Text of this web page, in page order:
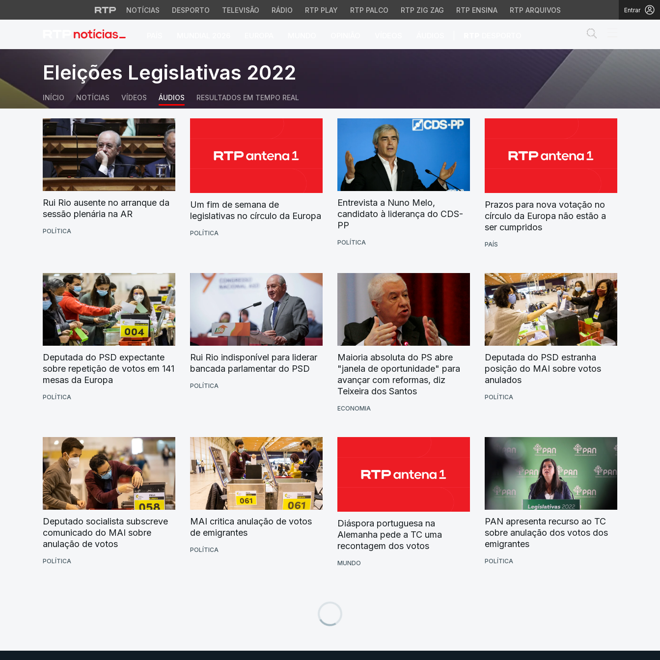
NOTÍCIAS DESPORTO TELEVISÃO RÁDIO RTP PLAY RTP PALCO RTP ZIG ZAG RTP ENSINA RTP ARQUIVOS Entrar
Página inicial do RTP Notícias
Eleições Legislativas 2022
INÍCIO NOTÍCIAS VÍDEOS ÁUDIOS RESULTADOS EM TEMPO REAL
Rui Rio ausente no arranque da
sessão plenária na AR
POLÍTICA
Um fim de semana de
legislativas no círculo da Europa
POLÍTICA
Entrevista a Nuno Melo,
candidato à liderança do CDS-
PP
POLÍTICA
Prazos para nova votação no
círculo da Europa não estão a
ser cumpridos
PAÍS
Deputada do PSD expectante
sobre repetição de votos em 141
mesas da Europa
POLÍTICA
Rui Rio indisponível para liderar
bancada parlamentar do PSD
POLÍTICA
Maioria absoluta do PS abre
"janela de oportunidade" para
avançar com reformas, diz
Teixeira dos Santos
ECONOMIA
Deputada do PSD estranha
posição do MAI sobre votos
anulados
POLÍTICA
Deputado socialista subscreve
comunicado do MAI sobre
anulação de votos
POLÍTICA
MAI critica anulação de votos
de emigrantes
POLÍTICA
Diáspora portuguesa na
Alemanha pede a TC uma
recontagem dos votos
MUNDO
PAN apresenta recurso ao TC
sobre anulação dos votos dos
emigrantes
POLÍTICA